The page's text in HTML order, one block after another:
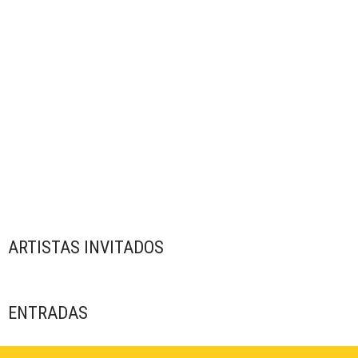
ARTISTAS INVITADOS
ENTRADAS